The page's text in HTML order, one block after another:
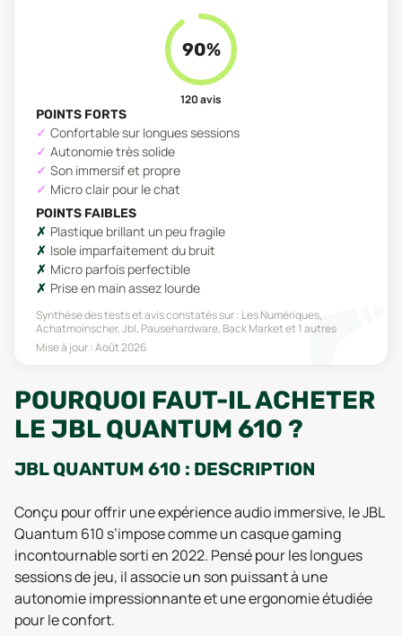
90%
120avis
POINTS FORTS
Confortable sur longues sessions
Autonomie très solide
Son immersif et propre
Micro clair pour le chat
POINTS FAIBLES
Plastique brillant un peu fragile
Isole imparfaitement du bruit
Micro parfois perfectible
Prise en main assez lourde
Synthèse des tests et avis constatés sur : Les Numériques,
Achatmoinscher, Jbl, Pausehardware, Back Marketet 1 autres
Mise à jour :Août 2026
POURQUOI FAUT-IL ACHETER
LE JBL QUANTUM 610 ?
JBL QUANTUM 610 : DESCRIPTION
Conçu pour offrir une expérience audio immersive, le JBL
Quantum 610 s’impose comme un casque gaming
incontournable sorti en 2022. Pensé pour les longues
sessions de jeu, il associe un son puissant à une
autonomie impressionnante et une ergonomie étudiée
pour le confort.